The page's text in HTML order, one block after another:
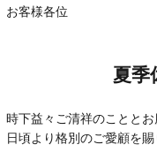
お客様各位
夏季
時下益々ご清祥のこととお
日頃より格別のご愛顧を